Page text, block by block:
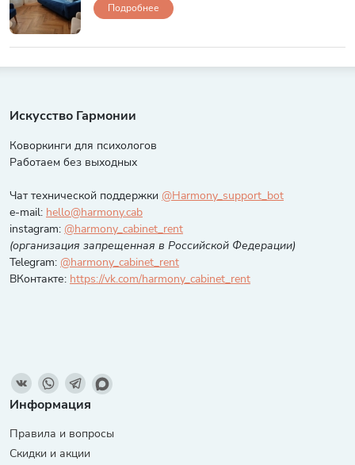
Подробнее
Искусство Гармонии
Коворкинги для психологов
Работаем без выходных
Чат технической поддержки @Harmony_support_bot
e-mail: hello@harmony.cab
instagram: @harmony_cabinet_rent
(организация запрещенная в Российской Федерации)
Telegram: @harmony_cabinet_rent
ВКонтакте: https://vk.com/harmony_cabinet_rent
Информация
Правила и вопросы
Скидки и акции